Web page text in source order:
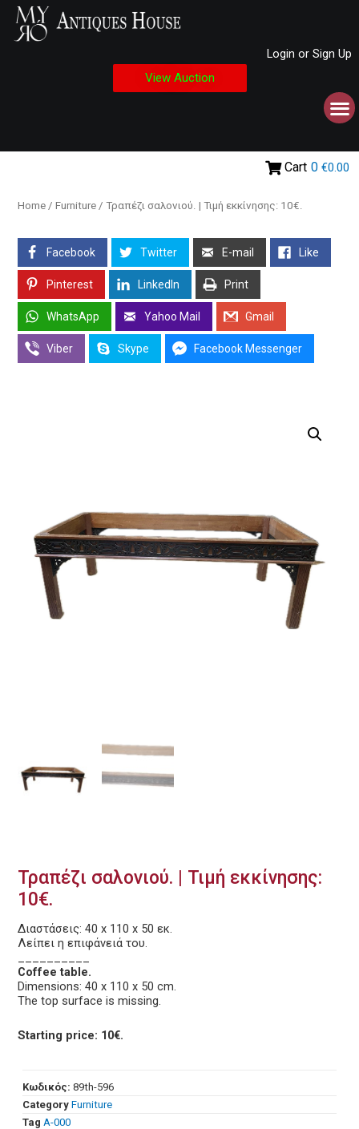
Login or Sign Up
View Auction
Cart 0 €0.00
Home / Furniture / Τραπέζι σαλονιού. | Τιμή εκκίνησης: 10€.
Facebook Twitter E-mail Like
Pinterest LinkedIn Print
WhatsApp Yahoo Mail Gmail
Viber Skype Facebook Messenger
Τραπέζι σαλονιού. | Τιμή εκκίνησης:
10€.
Διαστάσεις: 40 x 110 x 50 εκ.
Λείπει η επιφάνειά του.
Coffee table.
Dimensions: 40 x 110 x 50 cm.
The top surface is missing.
Starting price: 10€.
Κωδικός: 89th-596
Category Furniture
Tag Α-000